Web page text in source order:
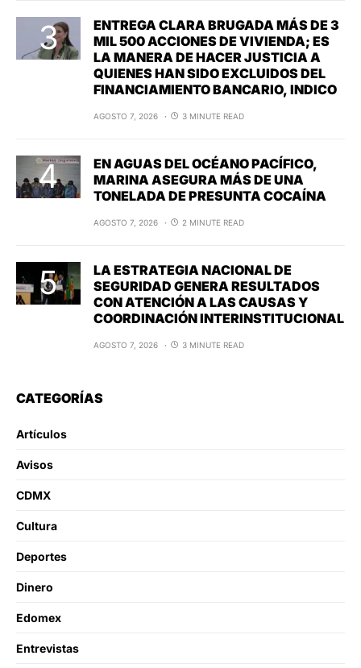
ENTREGA CLARA BRUGADA MÁS DE 3
MIL 500 ACCIONES DE VIVIENDA; ES
LA MANERA DE HACER JUSTICIA A
QUIENES HAN SIDO EXCLUIDOS DEL
FINANCIAMIENTO BANCARIO, INDICO
AGOSTO 7, 2026 3 MINUTE READ
EN AGUAS DEL OCÉANO PACÍFICO,
MARINA ASEGURA MÁS DE UNA
TONELADA DE PRESUNTA COCAÍNA
AGOSTO 7, 2026 2 MINUTE READ
LA ESTRATEGIA NACIONAL DE
SEGURIDAD GENERA RESULTADOS
CON ATENCIÓN A LAS CAUSAS Y
COORDINACIÓN INTERINSTITUCIONAL
AGOSTO 7, 2026 3 MINUTE READ
CATEGORÍAS
Artículos
Avisos
CDMX
Cultura
Deportes
Dinero
Edomex
Entrevistas